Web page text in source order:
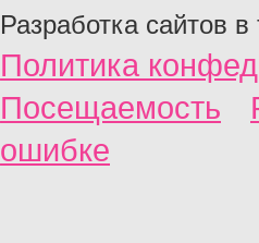
Разработка сайтов в
Политика
Посещаемость
ошибке